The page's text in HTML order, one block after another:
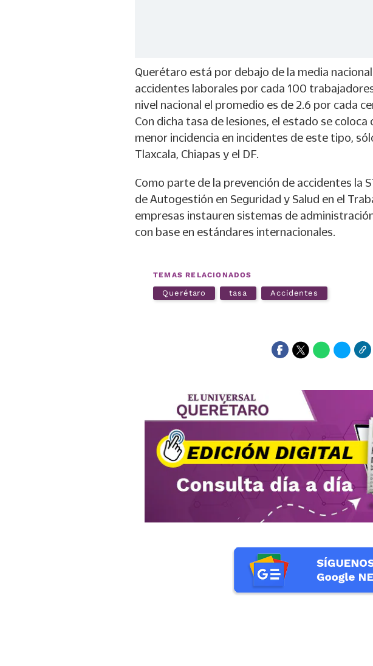
Querétaro está por debajo de la media
accidentes laborales por cada 100
nivel nacional el promedio es de 2.6 por cada
Con dicha tasa de lesiones, el estado se
menor incidencia en incidentes de este tipo,
Tlaxcala, Chiapas y el DF.
Como parte de la prevención de accidentes la
de Autogestión en Seguridad y Salud en el
empresas instauren sistemas de
con base en estándares internacionales.
TEMAS RELACIONADOS
Querétaro tasa Accidentes